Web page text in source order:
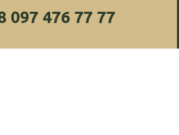
097 476 77 77